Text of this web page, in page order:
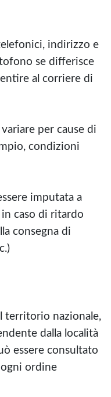
indirizzo e
se differisce
al corriere di
per cause di
condizioni
imputata a
caso di ritardo
consegna di
territorio nazionale,
dalla località
essere consultato
ordine